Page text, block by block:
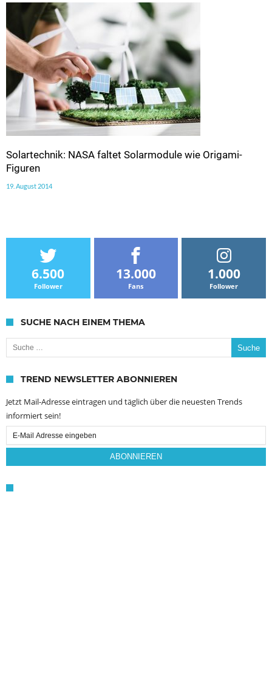
Solartechnik: NASA faltet Solarmodule wie Origami-
Figuren
19. August 2014
6.500
Follower
13.000
Fans
1.000
Follower
SUCHE NACH EINEM THEMA
Suche nach:
TREND NEWSLETTER ABONNIEREN
Jetzt Mail-Adresse eintragen und täglich über die neuesten Trends
informiert sein!
Email
Subscription
ABONNIEREN